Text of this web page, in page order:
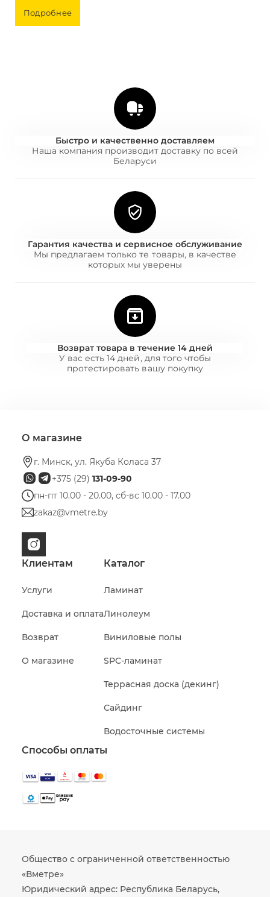
Подробнее
Быстро и качественно доставляем
Наша компания производит доставку по всей
Беларуси
Гарантия качества и сервисное обслуживание
Мы предлагаем только те товары, в качестве
которых мы уверены
Возврат товара в течение 14 дней
У вас есть 14 дней, для того чтобы
протестировать вашу покупку
О магазине
г. Минск, ул. Якуба Коласа 37
+375 (29)131-09-90
пн-пт 10.00 - 20.00, сб-вс 10.00 - 17.00
zakaz@vmetre.by
Клиентам
Услуги
Доставка и оплата
Возврат
О магазине
Каталог
Ламинат
Линолеум
Виниловые полы
SPC-ламинат
Террасная доска (декинг)
Сайдинг
Водосточные системы
Способы оплаты
Общество с ограниченной ответственностью
«Вметре»
Юридический адрес: Республика Беларусь,